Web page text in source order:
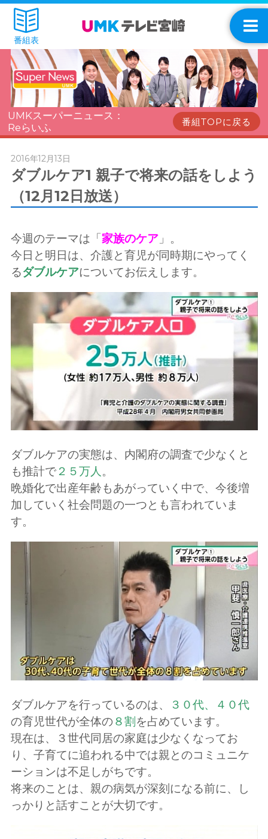
番組表
UMKスーパーニュース：
Reらいふ
番組TOPに戻る
2016年12月13日
ダブルケア1 親子で将来の話をしよう
（12月12日放送）
今週のテーマは「家族のケア」。
今日と明日は、介護と育児が同時期にやってく
るダブルケアについてお伝えします。
ダブルケアの実態は、内閣府の調査で少なくと
も推計で２５万人 。
晩婚化で出産年齢もあがっていく中で、今後増
加していく社会問題の一つとも言われていま
す。
ダブルケアを行っているのは、
３０代、４０代
の育児世代が全体の ８割 を占めています。
現在は、３世代同居の家庭は少なくなってお
り、子育てに追われる中では親とのコミュニケ
ーションは不足しがちです。
将来のことは、親の病気が深刻になる前に、し
っかりと話すことが大切です。